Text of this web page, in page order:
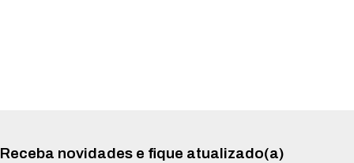
Receba novidades e fique atualizado(a)